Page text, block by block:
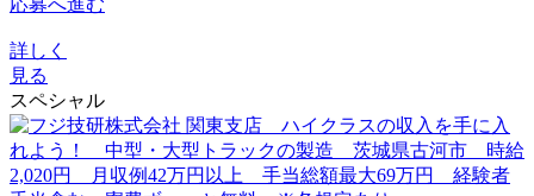
応募へ進む
詳しく
見る
スペシャル